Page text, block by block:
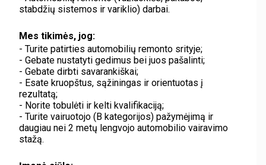
stabdžių sistemos ir variklio) darbai.
Mes tikimės, jog:
- Turite patirties automobilių remonto srityje;
- Gebate nustatyti gedimus bei juos pašalinti;
- Gebate dirbti savarankiškai;
- Esate kruopštus, sąžiningas ir orientuotas į
rezultatą;
- Norite tobulėti ir kelti kvalifikaciją;
- Turite vairuotojo (B kategorijos) pažymėjimą ir
daugiau nei 2 metų lengvojo automobilio vairavimo
stažą.